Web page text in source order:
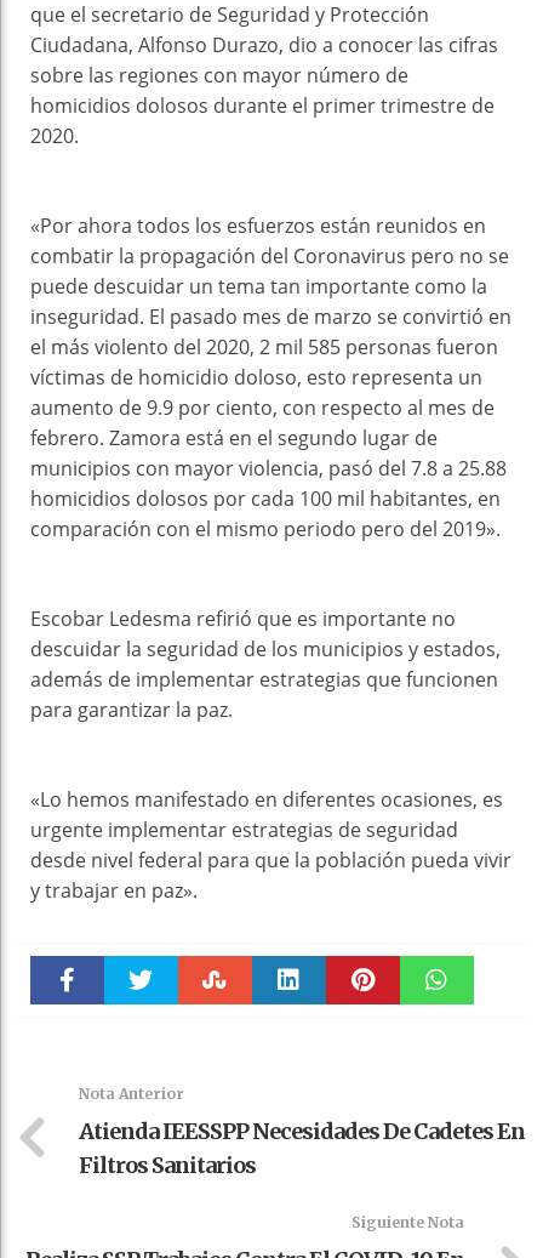
que el secretario de Seguridad y Protección
Ciudadana, Alfonso Durazo, dio a conocer las cifras
sobre las regiones con mayor número de
homicidios dolosos durante el primer trimestre de
2020.
«Por ahora todos los esfuerzos están reunidos en
combatir la propagación del Coronavirus pero no se
puede descuidar un tema tan importante como la
inseguridad. El pasado mes de marzo se convirtió en
el más violento del 2020, 2 mil 585 personas fueron
víctimas de homicidio doloso, esto representa un
aumento de 9.9 por ciento, con respecto al mes de
febrero. Zamora está en el segundo lugar de
municipios con mayor violencia, pasó del 7.8 a 25.88
homicidios dolosos por cada 100 mil habitantes, en
comparación con el mismo periodo pero del 2019».
Escobar Ledesma refirió que es importante no
descuidar la seguridad de los municipios y estados,
además de implementar estrategias que funcionen
para garantizar la paz.
«Lo hemos manifestado en diferentes ocasiones, es
urgente implementar estrategias de seguridad
desde nivel federal para que la población pueda vivir
y trabajar en paz».
Nota Anterior
Atienda IEESSPP Necesidades De Cadetes En
Filtros Sanitarios
Siguiente Nota